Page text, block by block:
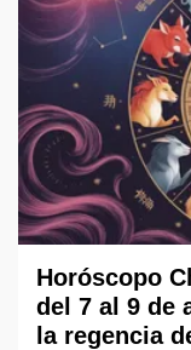
Horóscopo
del 7 al 9 de
la regencia